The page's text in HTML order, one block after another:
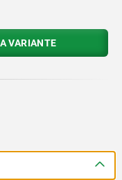
VARIANTE